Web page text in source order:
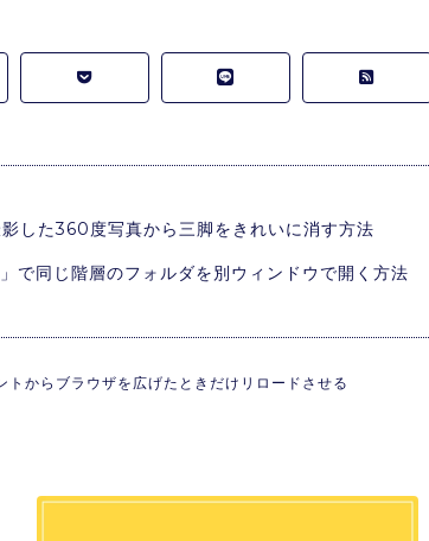
た360度写真から三脚をきれいに消す方法
同じ階層のフォルダを別ウィンドウで開く方法
からブラウザを広げたときだけリロードさせる